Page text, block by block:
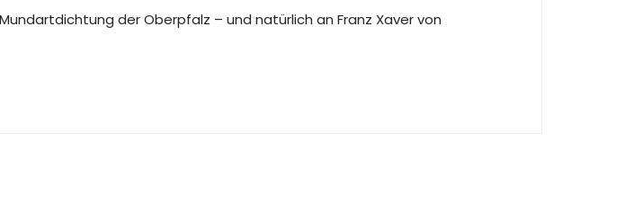
der Oberpfalz – und natürlich an Franz Xaver von